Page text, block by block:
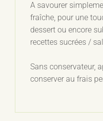
A savourer
fraîche, pour une
dessert ou encore
recettes sucrées /
Sans conservateur,
conserver au frais